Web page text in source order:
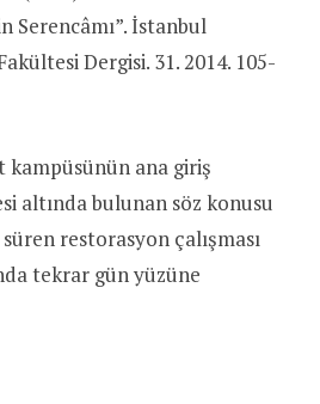
Serencâmı”. İstanbul
Dergisi. 31. 2014. 105-
kampüsünün ana giriş
altında bulunan söz konusu
restorasyon çalışması
tekrar gün yüzüne